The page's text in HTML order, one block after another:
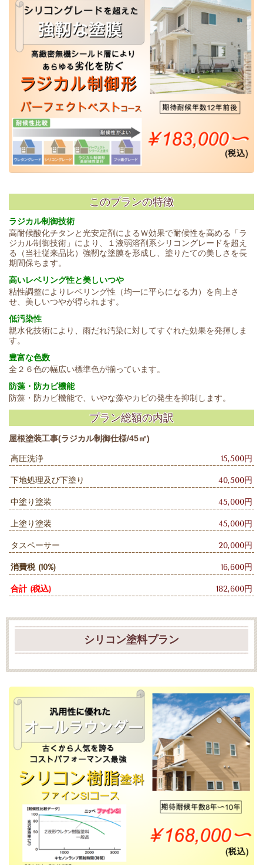
このプランの特徴
ラジカル制御技術
高耐候酸化チタンと光安定剤によるＷ効果で耐候性を高める「ラ
ジカル制御技術」により、１液弱溶剤系シリコングレードを超え
る（当社従来品比）強靭な塗膜を形成し、塗りたての美しさを長
期間保ちます。
高いレベリング性と美しいつや
粘性調整によりレベリング性（均一に平らになる力）を向上さ
せ、美しいつやが得られます。
低汚染性
親水化技術により、雨だれ汚染に対してすぐれた効果を発揮しま
す。
豊富な色数
全２６色の幅広い標準色が揃っています。
防藻・防カビ機能
防藻・防カビ機能で、いやな藻やカビの発生を抑制します。
プラン総額の内訳
屋根塗装工事(ラジカル制御仕様/45㎡)
高圧洗浄 15,500円
下地処理及び下塗り 40,500円
中塗り塗装 45,000円
上塗り塗装 45,000円
タスペーサー 20,000円
消費税 (10%) 16,600円
合計 (税込) 182,600円
シリコン塗料プラン